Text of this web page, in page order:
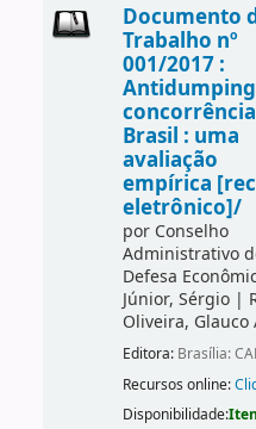
Documento
Trabalho nº
001/2017 :
Brasil : uma
avaliação
empírica
eletrônico]/
por Conselho
Administrativo
Defesa
Júnior, Sérgio|
Oliveira, Glauco
Editora: Brasília:
Recursos online:
Disponibilidade: